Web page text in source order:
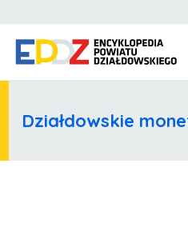
Działdowskie